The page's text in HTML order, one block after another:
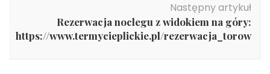
Następny artykuł
Rezerwacja noclegu z widokiem na góry:
https://www.termycieplickie.pl/rezerwacja_torow